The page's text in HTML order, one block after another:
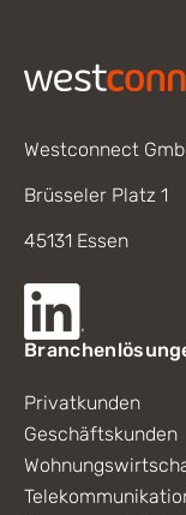
Westconnect
Brüsseler Platz 1
45131 Essen
Privatkunden
Geschäftskunden